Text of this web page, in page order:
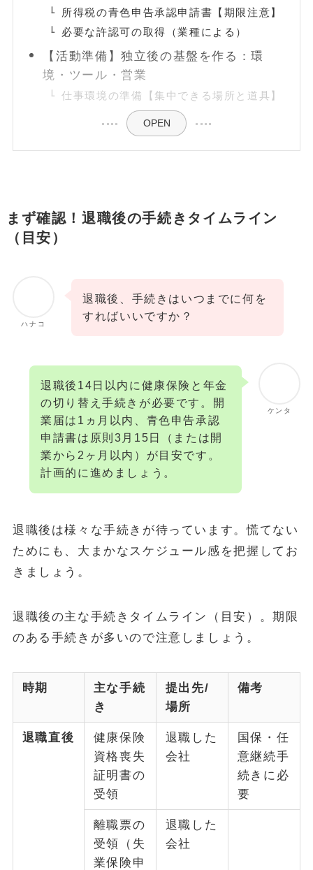
所得税の青色申告承認申請書【期限注意】
必要な許認可の取得（業種による）
【活動準備】独立後の基盤を作る：環
境・ツール・営業
仕事環境の準備【集中できる場所と道具】
OPEN
まず確認！退職後の手続きタイムライン
（目安）
ハナコ
退職後、手続きはいつまでに何を
すればいいですか？
ケンタ
退職後14日以内に健康保険と年金
の切り替え手続きが必要です。開
業届は1ヵ月以内、青色申告承認
申請書は原則3月15日（または開
業から2ヶ月以内）が目安です。
計画的に進めましょう。
退職後は様々な手続きが待っています。慌てない
ためにも、大まかなスケジュール感を把握してお
きましょう。
退職後の主な手続きタイムライン（目安）。期限
のある手続きが多いので注意しましょう。
時期
主な手続
き
提出先/
場所
備考
退職直後
健康保険
資格喪失
証明書の
受領
退職した
会社
国保・任
意継続手
続きに必
要
離職票の
受領（失
業保険申
退職した
会社